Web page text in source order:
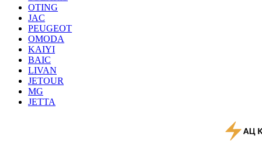
OTING
JAC
PEUGEOT
OMODA
KAIYI
BAIC
LIVAN
JETOUR
MG
JETTA